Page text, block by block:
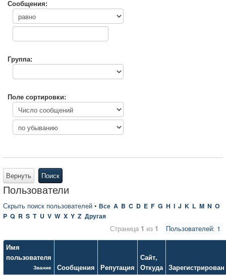
Сообщения:
Группа:
Поле сортировки:
Вернуть Поиск
Пользователи
Скрыть поиск пользователей • Все A B C D E F G H I J K L M N O
P Q R S T U V W X Y Z Другая
Пользователей: 1
Страница 1 из 1
Имя
пользователя
Звание Сообщения Репутация
Сайт,
Откуда Зарегистрирован